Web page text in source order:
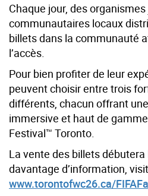
Chaque jour, des
communautaires locaux
billets dans la communauté
l’accès.
Pour bien profiter de leur
peuvent choisir entre trois
différents, chacun offrant
immersive et haut de
Festival™ Toronto
La vente des billets
davantage d’information,
www.torontofwc26.ca/